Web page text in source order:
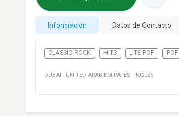
Información Datos de Contacto
CLASSIC ROCK HITS LITE POP POP
DUBAI · UNITED ARAB EMIRATES · INGLÉS